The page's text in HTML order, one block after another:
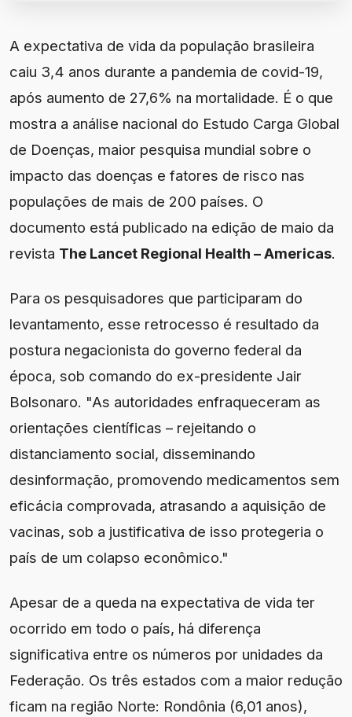
A expectativa de vida da população brasileira
caiu 3,4 anos durante a pandemia de covid-19,
após aumento de 27,6% na mortalidade. É o que
mostra a análise nacional do Estudo Carga Global
de Doenças, maior pesquisa mundial sobre o
impacto das doenças e fatores de risco nas
populações de mais de 200 países. O
documento está publicado na edição de maio da
revista The Lancet Regional Health – Americas.
Para os pesquisadores que participaram do
levantamento, esse retrocesso é resultado da
postura negacionista do governo federal da
época, sob comando do ex-presidente Jair
Bolsonaro. "As autoridades enfraqueceram as
orientações científicas – rejeitando o
distanciamento social, disseminando
desinformação, promovendo medicamentos sem
eficácia comprovada, atrasando a aquisição de
vacinas, sob a justificativa de isso protegeria o
país de um colapso econômico."
Apesar de a queda na expectativa de vida ter
ocorrido em todo o país, há diferença
significativa entre os números por unidades da
Federação. Os três estados com a maior redução
ficam na região Norte: Rondônia (6,01 anos),